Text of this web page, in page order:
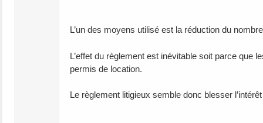
L’un des moyens utilisé est la réduction du
L’effet du règlement est inévitable soit parce que
permis de location.
Le règlement litigieux semble donc blesser